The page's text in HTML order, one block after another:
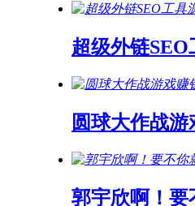
超级外链
圆球大作战
郭宇欣啊！要